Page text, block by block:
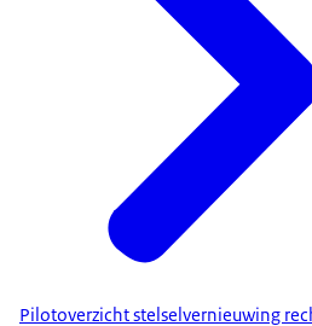
Pilotoverzicht stelselvernieuwing